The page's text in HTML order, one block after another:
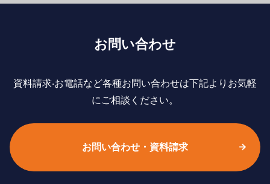
お問い合わせ
資料請求‧お電話など各種お問い合わせは下記よりお気軽
にご相談ください。
お問い合わせ・資料請求